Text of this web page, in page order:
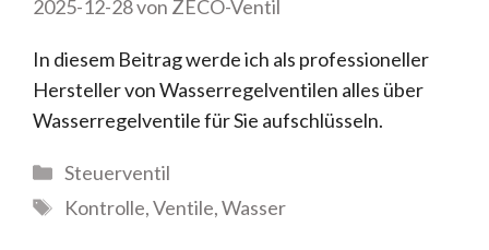
2025-12-28von ZECO-Ventil
In diesem Beitrag werde ich als professioneller
Hersteller von Wasserregelventilen alles über
Wasserregelventile für Sie aufschlüsseln.
Steuerventil
Kontrolle,Ventile,Wasser